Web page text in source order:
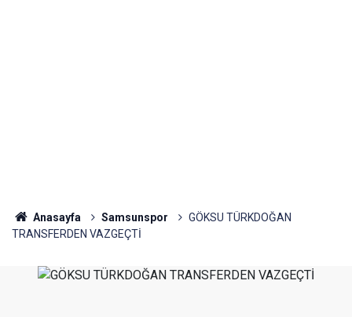
Anasayfa Samsunspor
GÖKSU TÜRKDOĞAN
TRANSFERDEN VAZGEÇTİ